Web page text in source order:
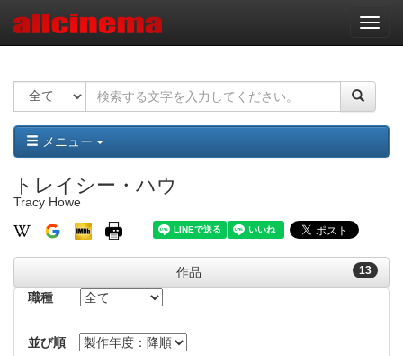
ナ
ビ
ー
ョ
ン
メニュー
トレイシー・ハウ
Tracy Howe
13
作品
職種
並び順